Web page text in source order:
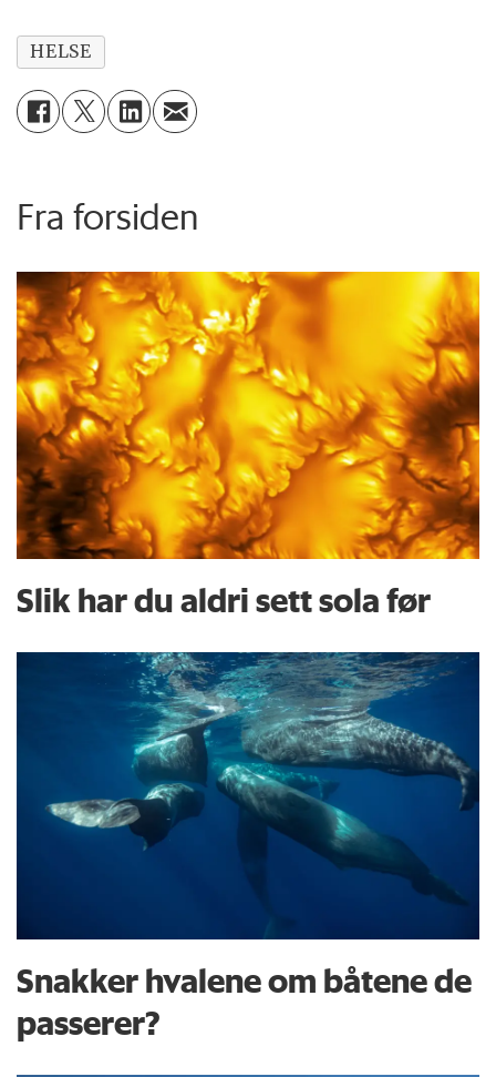
HELSE
Fra forsiden
Slik har du aldri sett sola før
Snakker hvalene om båtene de
passerer?